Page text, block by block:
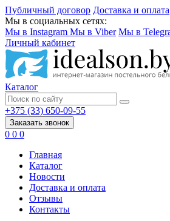
Публичный договор Доставка и оплата
Мы в социальных сетях:
Мы в Instagram Мы в Viber Мы в
Личный кабинет
Каталог
+375 (33) 650-09-55
Заказать звонок
0 0 0
Главная
Каталог
Новости
Доставка и оплата
Отзывы
Контакты